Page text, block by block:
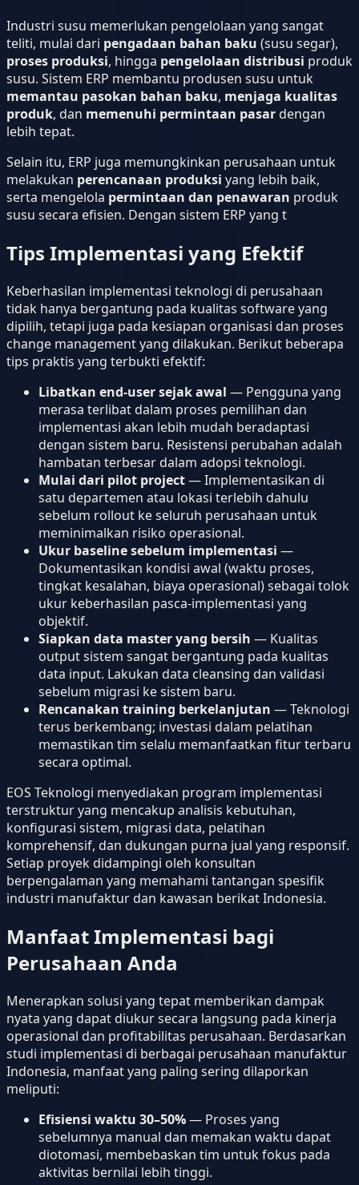
Industri susu memerlukan pengelolaan yang sangat
teliti, mulai dari pengadaan bahan baku (susu segar),
proses produksi, hingga pengelolaan distribusi produk
susu. Sistem ERP membantu produsen susu untuk
memantau pasokan bahan baku, menjaga kualitas
produk, dan memenuhi permintaan pasardengan
lebih tepat.
Selain itu, ERP juga memungkinkan perusahaan untuk
melakukan perencanaan produksi yang lebih baik,
serta mengelola permintaan dan penawaran produk
susu secara efisien. Dengan sistem ERP yang t
Tips Implementasi yang Efektif
Keberhasilan implementasi teknologi di perusahaan
tidak hanya bergantung pada kualitas software yang
dipilih, tetapi juga pada kesiapan organisasi dan proses
change management yang dilakukan. Berikut beberapa
tips praktis yang terbukti efektif:
Libatkan end-user sejak awal — Pengguna yang
merasa terlibat dalam proses pemilihan dan
implementasi akan lebih mudah beradaptasi
dengan sistem baru. Resistensi perubahan adalah
hambatan terbesar dalam adopsi teknologi.
Mulai dari pilot project— Implementasikan di
satu departemen atau lokasi terlebih dahulu
sebelum rollout ke seluruh perusahaan untuk
meminimalkan risiko operasional.
Ukur baseline sebelum implementasi —
Dokumentasikan kondisi awal (waktu proses,
tingkat kesalahan, biaya operasional) sebagai tolok
ukur keberhasilan pasca-implementasi yang
objektif.
Siapkan data master yang bersih — Kualitas
output sistem sangat bergantung pada kualitas
data input. Lakukan data cleansing dan validasi
sebelum migrasi ke sistem baru.
Rencanakan training berkelanjutan — Teknologi
terus berkembang; investasi dalam pelatihan
memastikan tim selalu memanfaatkan fitur terbaru
secara optimal.
EOS Teknologi menyediakan program implementasi
terstruktur yang mencakup analisis kebutuhan,
konfigurasi sistem, migrasi data, pelatihan
komprehensif, dan dukungan purna jual yang responsif.
Setiap proyek didampingi oleh konsultan
berpengalaman yang memahami tantangan spesifik
industri manufaktur dan kawasan berikat Indonesia.
Manfaat Implementasi bagi
Perusahaan Anda
Menerapkan solusi yang tepat memberikan dampak
nyata yang dapat diukur secara langsung pada kinerja
operasional dan profitabilitas perusahaan. Berdasarkan
studi implementasi di berbagai perusahaan manufaktur
Indonesia, manfaat yang paling sering dilaporkan
meliputi:
Efisiensi waktu 30–50%— Proses yang
sebelumnya manual dan memakan waktu dapat
diotomasi, membebaskan tim untuk fokus pada
aktivitas bernilai lebih tinggi.